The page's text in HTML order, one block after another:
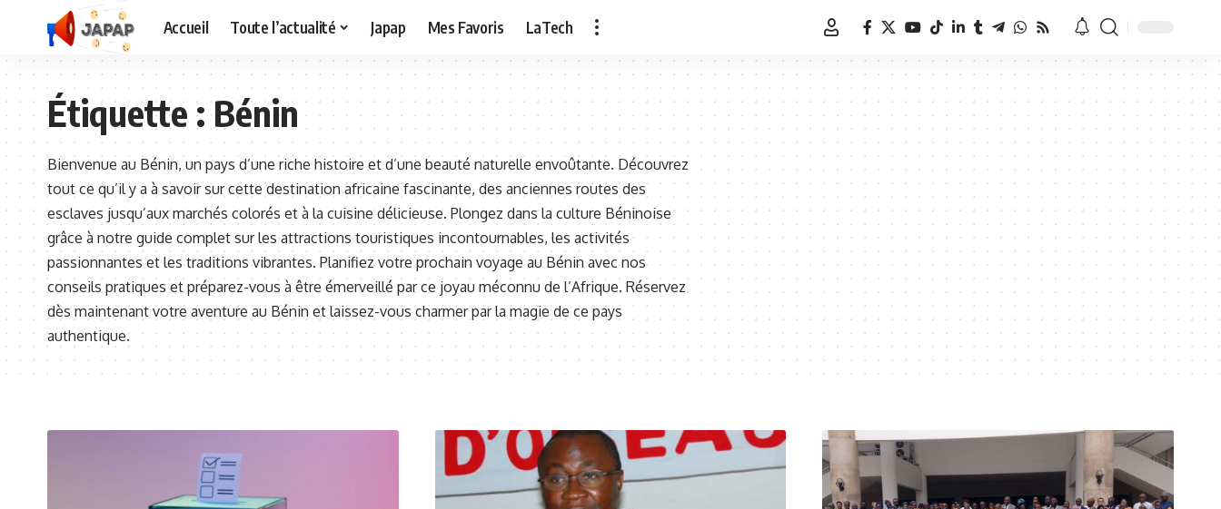
Accueil Toute l’actualité Japap Mes Favoris LaTech
Étiquette :Bénin
Bienvenue au Bénin, un pays d’une riche histoire et d’une beauté naturelle envoûtante. Découvrez
tout ce qu’il y a à savoir sur cette destination africaine fascinante, des anciennes routes des
esclaves jusqu’aux marchés colorés et à la cuisine délicieuse. Plongez dans la culture Béninoise
grâce à notre guide complet sur les attractions touristiques incontournables, les activités
passionnantes et les traditions vibrantes. Planifiez votre prochain voyage au Bénin avec nos
conseils pratiques et préparez-vous à être émerveillé par ce joyau méconnu de l’Afrique. Réservez
dès maintenant votre aventure au Bénin et laissez-vous charmer par la magie de ce pays
authentique.